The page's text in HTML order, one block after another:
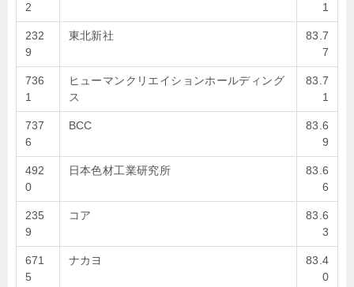
2
1
232
9
東北新社
83.7
7
736
1
ヒューマンクリエイションホールディング
ス
83.7
1
737
6
BCC
83.6
9
492
0
日本色材工業研究所
83.6
6
235
9
コア
83.6
3
671
5
ナカヨ
83.4
0